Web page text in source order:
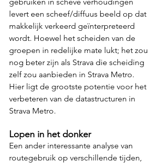
levert een scheef/diffuus beeld op dat
makkelijk verkeerd geïnterpreteerd
wordt. Hoewel het scheiden van de
groepen in redelijke mate lukt; het zou
nog beter zijn als Strava die scheiding
zelf zou aanbieden in Strava Metro.
Hier ligt de grootste potentie voor het
verbeteren van de datastructuren in
Strava Metro.
Lopen in het donker
Een ander interessante analyse van
routegebruik op verschillende tijden,